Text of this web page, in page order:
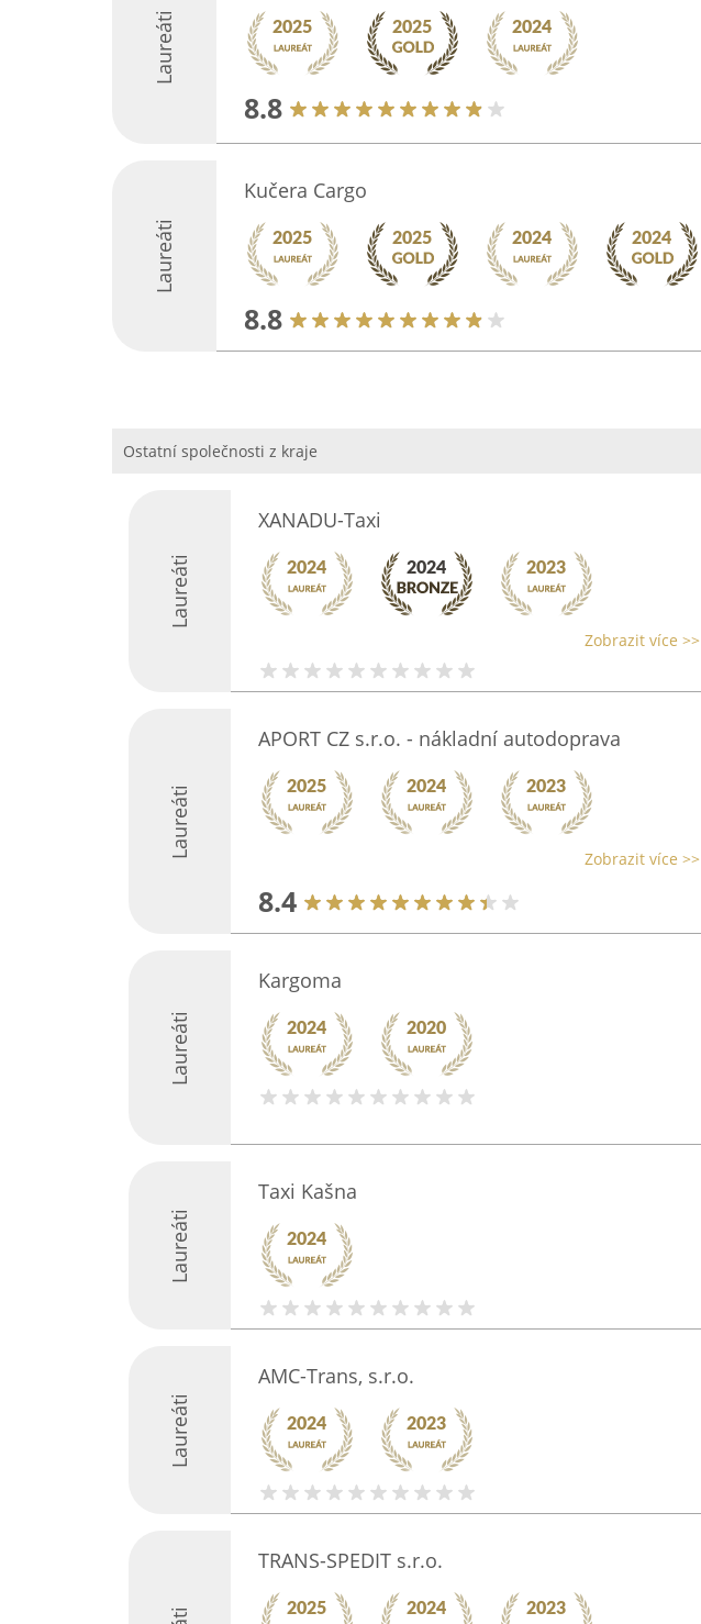
Laureáti
8.8
Laureáti
Kučera Cargo
8.8
Ostatní společnosti z kraje
Laureáti
XANADU-Taxi
Zobrazit více >>
Laureáti
APORT CZ s.r.o. - nákladní autodoprava
Zobrazit více >>
8.4
Laureáti
Kargoma
Laureáti
Taxi Kašna
Laureáti
AMC-Trans, s.r.o.
TRANS-SPEDIT s.r.o.